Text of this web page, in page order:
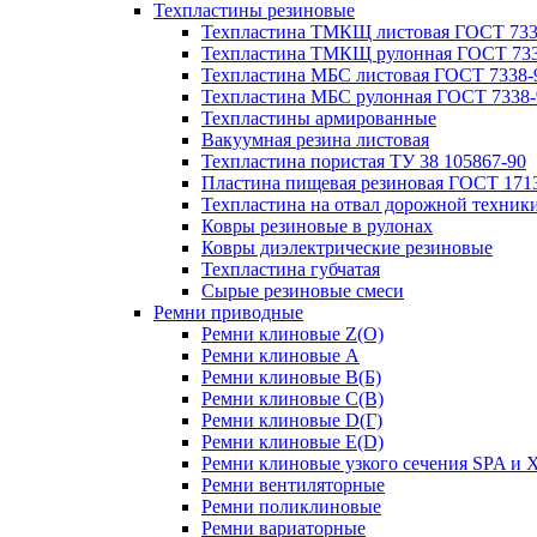
Техпластины резиновые
Техпластина ТМКЩ листовая ГОСТ
Техпластина ТМКЩ рулонная ГОСТ
Техпластина МБС листовая ГОСТ 7338-
Техпластина МБС рулонная ГОСТ
Техпластины армированные
Вакуумная резина листовая
Техпластина пористая ТУ 38 105867-90
Пластина пищевая резиновая ГОСТ
Техпластина на отвал дорожной
Ковры резиновые в рулонах
Ковры диэлектрические резиновые
Техпластина губчатая
Сырые резиновые смеси
Ремни приводные
Ремни клиновые Z(О)
Ремни клиновые A
Ремни клиновые B(Б)
Ремни клиновые C(В)
Ремни клиновые D(Г)
Ремни клиновые Е(D)
Ремни клиновые узкого сечения SPA и
Ремни вентиляторные
Ремни поликлиновые
Ремни вариаторные